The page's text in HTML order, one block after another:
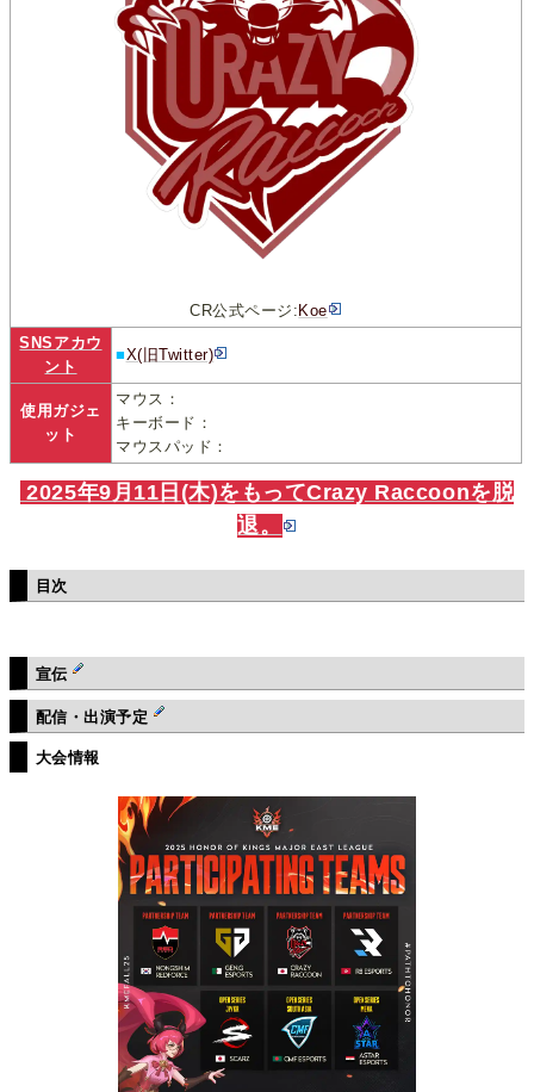
CR公式ページ: Koe
SNSアカウ
ント
■X(旧Twitter)
使用ガジェ
ット
マウス：
キーボード：
マウスパッド：
2025年9月11日(木)をもってCrazy Raccoonを脱
退。
目次
宣伝
配信・出演予定
大会情報